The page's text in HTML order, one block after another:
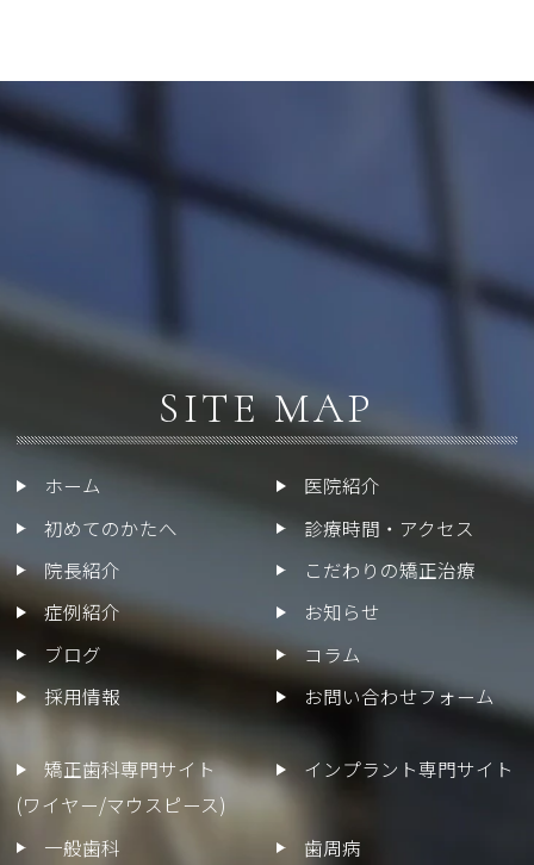
SITE MAP
ホーム
医院紹介
初めてのかたへ
診療時間・アクセス
院長紹介
こだわりの矯正治療
症例紹介
お知らせ
ブログ
コラム
採用情報
お問い合わせフォーム
矯正歯科専門サイト
(ワイヤー/マウスピース)
インプラント専門サイト
一般歯科
歯周病